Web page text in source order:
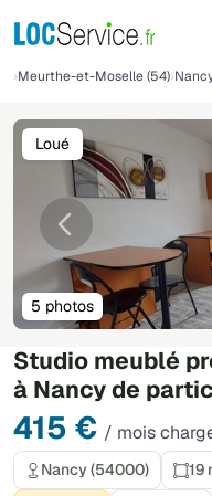
Meurthe-et-Moselle (54)
Studio meublé
à Nancy de
415 € / mois
Précédente
5 photos
Loué
Nancy (54000) 19